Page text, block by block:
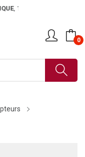
, 1er magasin
0